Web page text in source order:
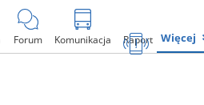
Forum Komunikacja Raport Więcej